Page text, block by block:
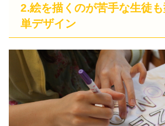
2.絵を描くのが苦手な生徒
単デザイン